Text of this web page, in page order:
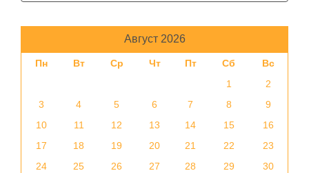
Август 2026
Пн Вт Ср Чт Пт Сб
Вс
1
2
3
4 5 6 7 8
9
10
11 12 13 14 15
16
17
18 19 20 21 22
23
24
25 26 27 28 29
30